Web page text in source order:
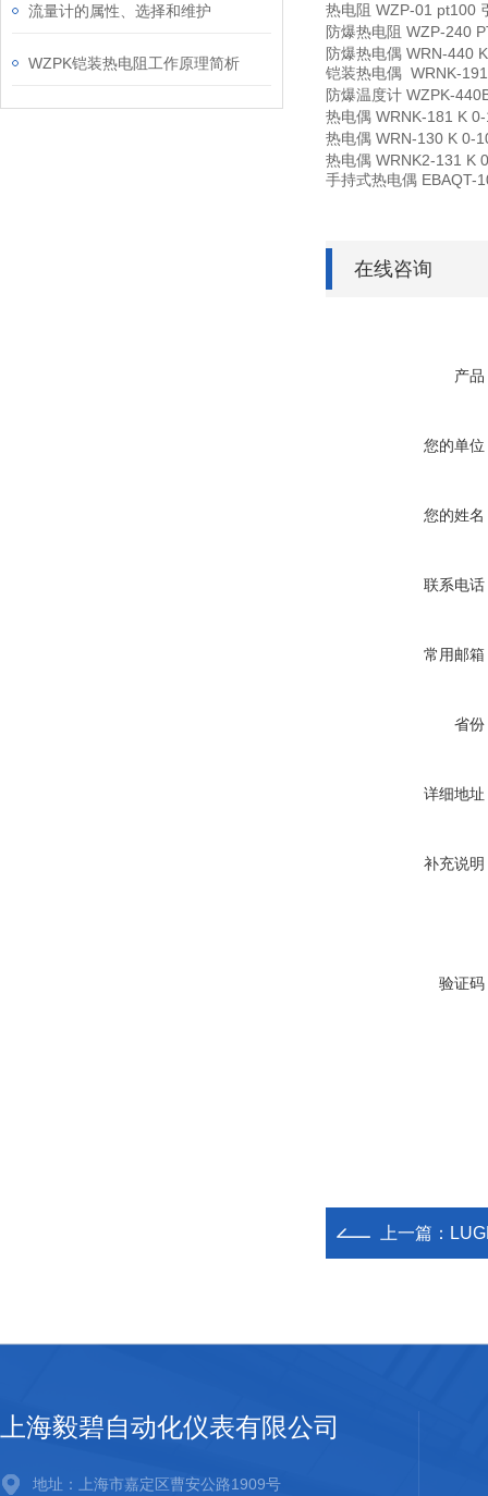
流量计的属性、选择和维护
WZPK铠装热电阻工作原理简析
热电阻 WZP-01 pt100
防爆热电阻 WZP-240
防爆热电偶 WRN-440
铠装热电偶 WRNK-
防爆温度计 WZPK-
热电偶 WRNK-181 K
热电偶 WRN-130 K 0-
热电偶 WRNK2-131 K
手持式热电偶 EBAQT-
在线咨询
产品
您的单位
您的姓名
联系电话
常用邮箱
省份
详细地址
补充说明
验证码
上一篇：
上海毅碧自动化仪表有限公司
地址：上海市嘉定区曹安公路1909号